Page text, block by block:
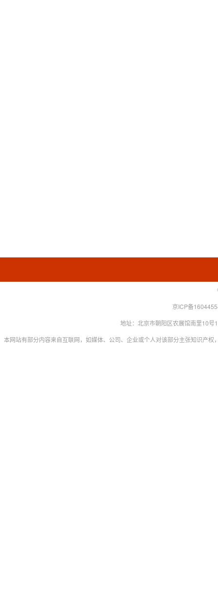
京ICP备
地址：北京市朝阳区农展馆南里10
本网站有部分内容来自互联网，如媒体、公司、企业或个人对该部分主张知识产